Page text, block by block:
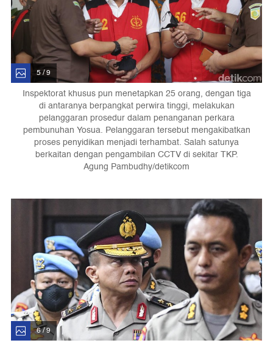
5 / 9
Inspektorat khusus pun menetapkan 25 orang, dengan tiga
di antaranya berpangkat perwira tinggi, melakukan
pelanggaran prosedur dalam penanganan perkara
pembunuhan Yosua. Pelanggaran tersebut mengakibatkan
proses penyidikan menjadi terhambat. Salah satunya
berkaitan dengan pengambilan CCTV di sekitar TKP.
Agung Pambudhy/detikcom
6 / 9